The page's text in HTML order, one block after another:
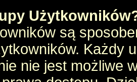
są
Każdy
nie jest możliwe